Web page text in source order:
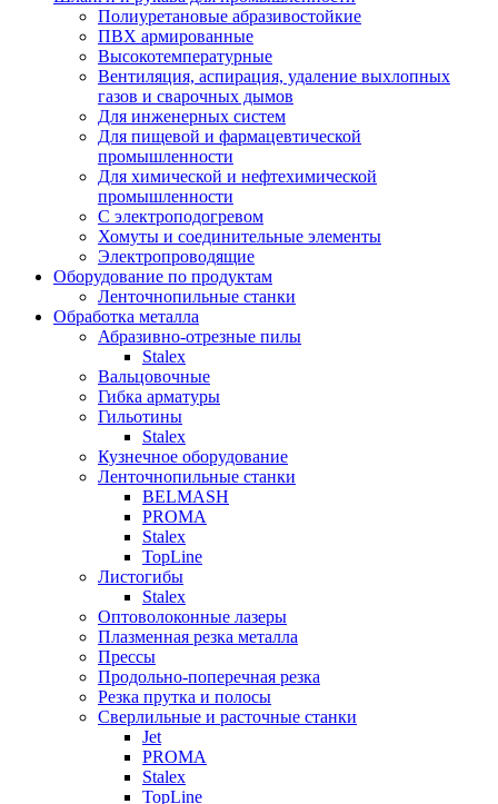
Полиуретановые абразивостойкие
ПВХ армированные
Высокотемпературные
Вентиляция, аспирация, удаление выхлопных
газов и сварочных дымов
Для инженерных систем
Для пищевой и фармацевтической
промышленности
Для химической и нефтехимической
промышленности
С электроподогревом
Хомуты и соединительные элементы
Электропроводящие
Оборудование по продуктам
Ленточнопильные станки
Обработка металла
Абразивно-отрезные пилы
Stalex
Вальцовочные
Гибка арматуры
Гильотины
Stalex
Кузнечное оборудование
Ленточнопильные станки
BELMASH
PROMA
Stalex
TopLine
Листогибы
Stalex
Оптоволоконные лазеры
Плазменная резка металла
Прессы
Продольно-поперечная резка
Резка прутка и полосы
Сверлильные и расточные станки
Jet
PROMA
Stalex
TopLine